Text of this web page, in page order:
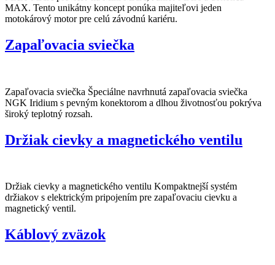
MAX. Tento unikátny koncept ponúka majiteľovi jeden
motokárový motor pre celú závodnú kariéru.
Zapaľovacia sviečka
Zapaľovacia sviečka Špeciálne navrhnutá zapaľovacia sviečka
NGK Iridium s pevným konektorom a dlhou životnosťou pokrýva
široký teplotný rozsah.
Držiak cievky a magnetického ventilu
Držiak cievky a magnetického ventilu Kompaktnejší systém
držiakov s elektrickým pripojením pre zapaľovaciu cievku a
magnetický ventil.
Káblový zväzok